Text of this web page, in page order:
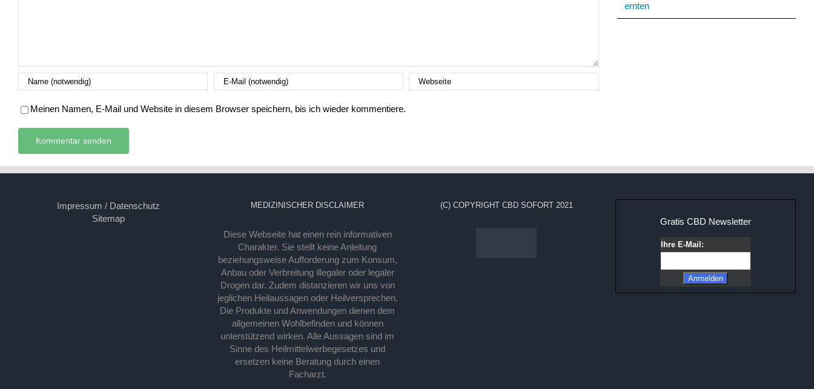
Meinen Namen, E-Mail und Website in diesem Browser speichern, bis ich wieder kommentiere.
ernten
Impressum / Datenschutz
Sitemap
MEDIZINISCHER DISCLAIMER
Diese Webseite hat einen rein informativen
Charakter. Sie stellt keine Anleitung
beziehungsweise Aufforderung zum Konsum,
Anbau oder Verbreitung illegaler oder legaler
Drogen dar. Zudem distanzieren wir uns von
jeglichen Heilaussagen oder Heilversprechen.
Die Produkte und Anwendungen dienen dem
allgemeinen Wohlbefinden und können
unterstützend wirken. Alle Aussagen sind im
Sinne des Heilmittelwerbegesetzes und
ersetzen keine Beratung durch einen
Facharzt.
(C) COPYRIGHT CBD SOFORT 2021
Gratis CBD Newsletter
Ihre E-Mail: